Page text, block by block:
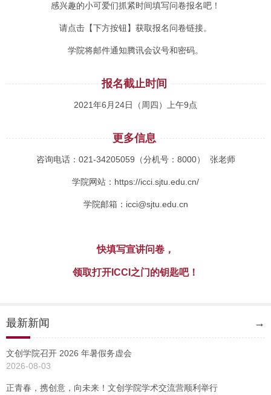
感兴趣的小可爱们抓紧时间填写问卷报名吧！
请点击【下方按钮】获取报名问卷链接。
学院将邮件通知腾讯会议号和密码。
报名截止时间
2021年6月24日（周四）上午9点
更多信息
咨询电话：021-34205059（分机号：8000） 张老师
学院网站：https://icci.sjtu.edu.cn/
学院邮箱：icci@sjtu.edu.cn
快填写宣讲问卷，
领取打开ICCI之门的钥匙吧！
最新新闻 →
文创学院召开 2026 年暑假务虚会
2026-08-03
正青春，携创意，向未来！文创学院学术交流营顺利举行